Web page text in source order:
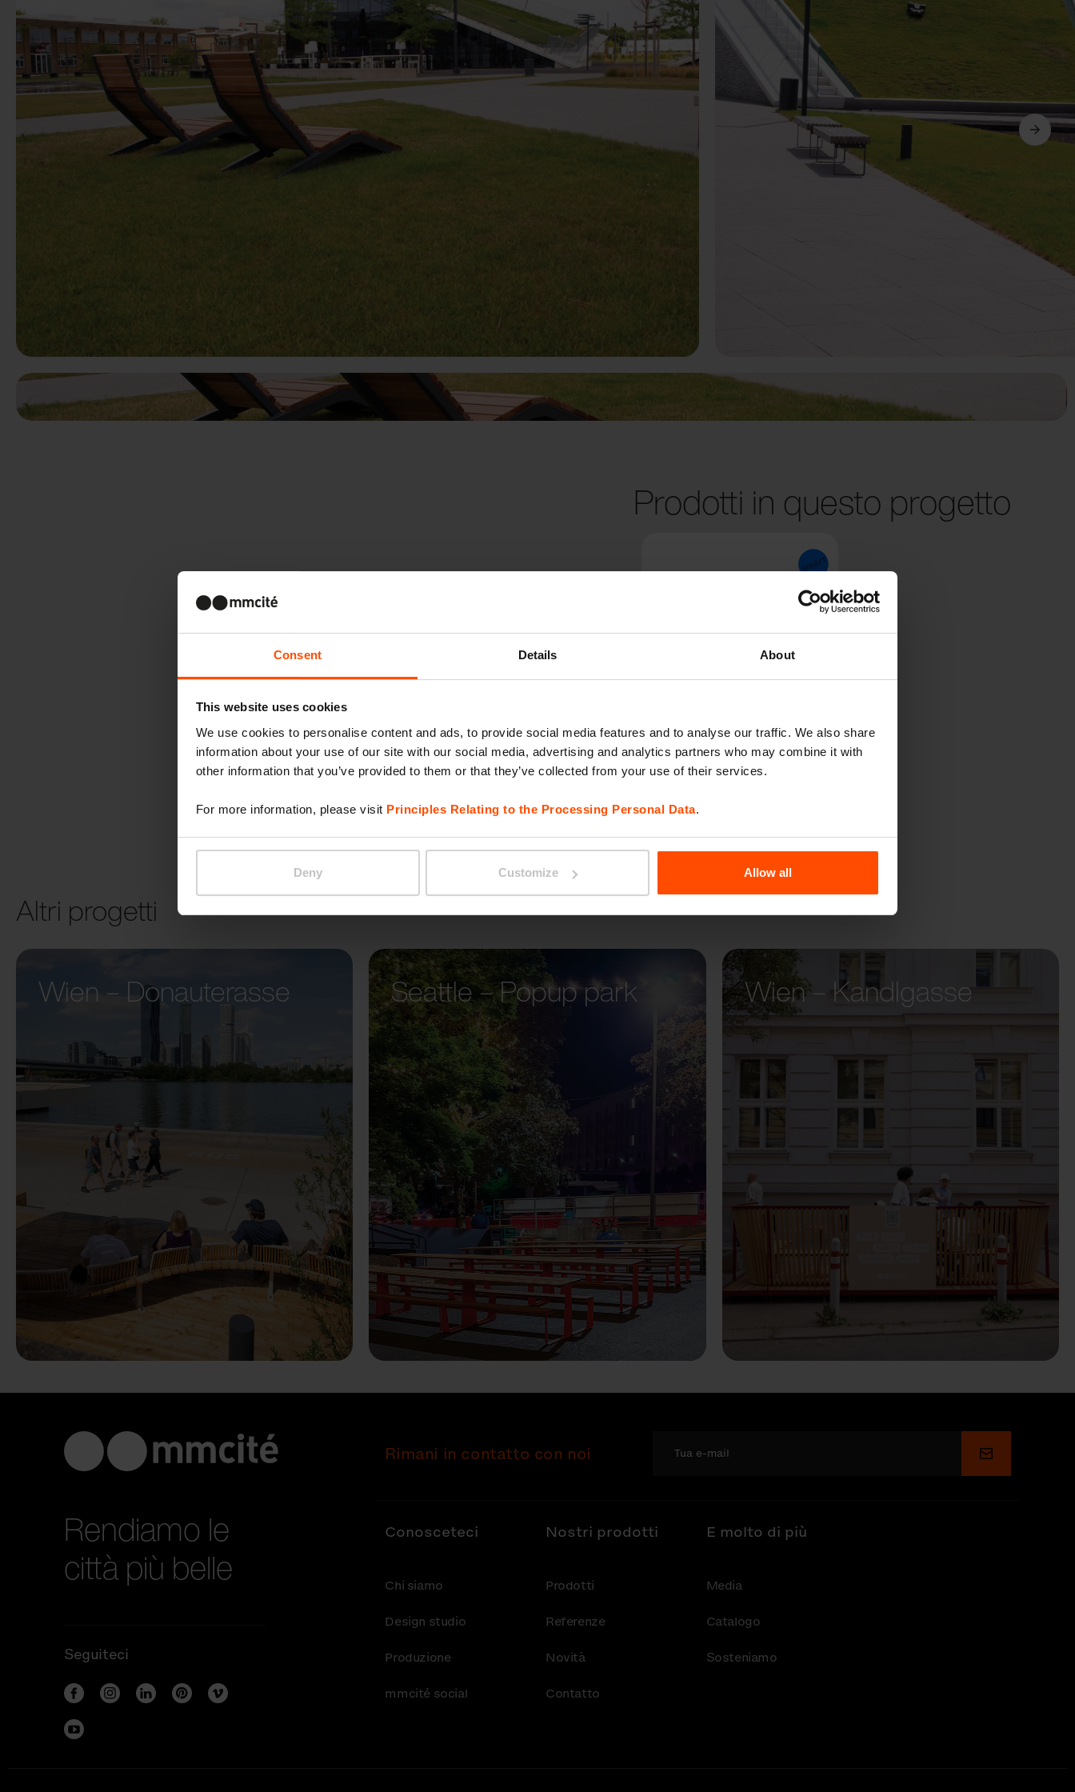
Consent Details About
This website uses cookies
We use cookies to personalise content and ads, to provide social media features and to analyse our traffic. We also share
information about your use of our site with our social media, advertising and analytics partners who may combine it with
other information that you’ve provided to them or that they’ve collected from your use of their services.
For more information, please visit Principles Relating to the Processing Personal Data.
Deny Customize Allow all
Precedente Avanti
Prodotti in questo progetto
RIVAGE
Altri progetti
Wien – Donauterasse
Seattle – Popup park Wien – Kandlgasse
Rendiamo le
città più belle
Seguiteci
Rimani in contatto con noi Invia
Conosceteci
Chi siamo
Design studio
Produzione
mmcité social
Nostri prodotti
Prodotti
Referenze
Novità
Contatto
E molto di più
Media
Catalogo
Sosteniamo